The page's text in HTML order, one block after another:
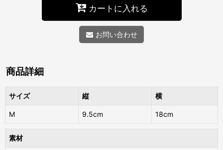
カートに入れる
お問い合わせ
商品詳細
サイズ 縦 横
M 9.5cm 18cm
素材